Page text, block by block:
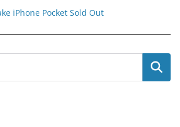
iPhone Pocket Sold Out
Search